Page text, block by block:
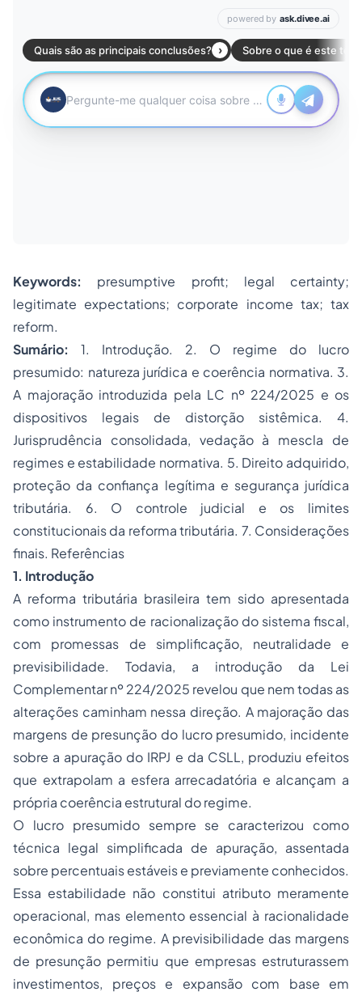
Keywords: presumptive profit; legal certainty;
legitimate expectations; corporate income tax; tax
reform.
Sumário: 1. Introdução. 2. O regime do lucro
presumido: natureza jurídica e coerência normativa. 3.
A majoração introduzida pela LC nº 224/2025 e os
dispositivos legais de distorção sistêmica. 4.
Jurisprudência consolidada, vedação à mescla de
regimes e estabilidade normativa. 5. Direito adquirido,
proteção da confiança legítima e segurança jurídica
tributária. 6. O controle judicial e os limites
constitucionais da reforma tributária. 7. Considerações
finais. Referências
1. Introdução
A reforma tributária brasileira tem sido apresentada
como instrumento de racionalização do sistema fiscal,
com promessas de simplificação, neutralidade e
previsibilidade. Todavia, a introdução da Lei
Complementar nº 224/2025 revelou que nem todas as
alterações caminham nessa direção. A majoração das
margens de presunção do lucro presumido, incidente
sobre a apuração do IRPJ e da CSLL, produziu efeitos
que extrapolam a esfera arrecadatória e alcançam a
própria coerência estrutural do regime.
O lucro presumido sempre se caracterizou como
técnica legal simplificada de apuração, assentada
sobre percentuais estáveis e previamente conhecidos.
Essa estabilidade não constitui atributo meramente
operacional, mas elemento essencial à racionalidade
econômica do regime. A previsibilidade das margens
de presunção permitiu que empresas estruturassem
investimentos, preços e expansão com base em